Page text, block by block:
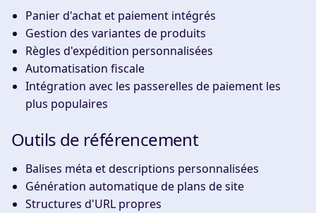
Panier d'achat et paiement intégrés
Gestion des variantes de produits
Règles d'expédition personnalisées
Automatisation fiscale
Intégration avec les passerelles de paiement les
plus populaires
Outils de référencement
Balises méta et descriptions personnalisées
Génération automatique de plans de site
Structures d'URL propres